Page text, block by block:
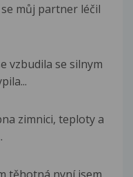
můj partner léčil
vzbudila se silnym
zimnici, teploty a